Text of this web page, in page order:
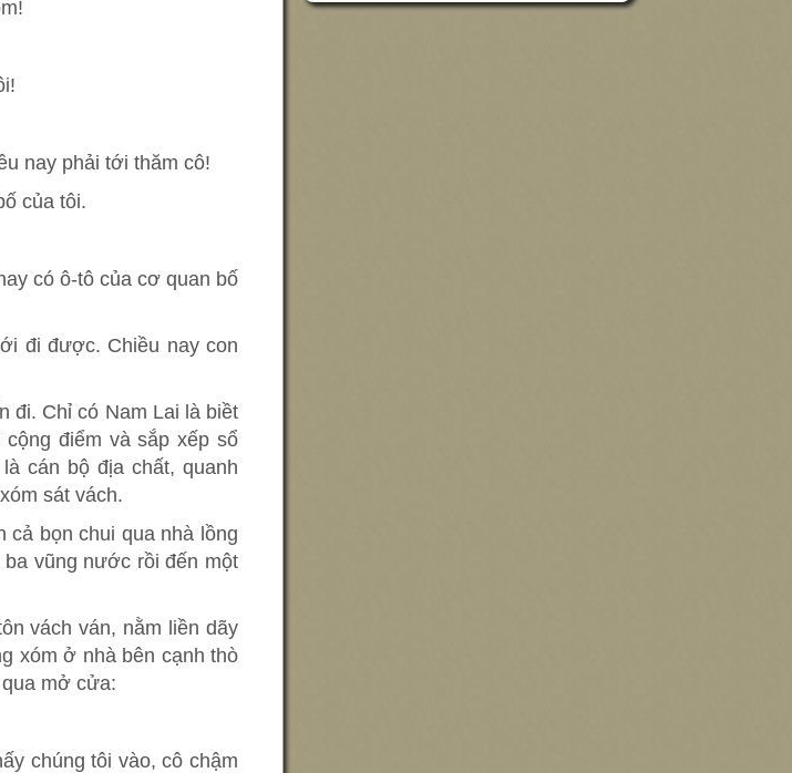
nay phải tới thăm cô!
của tôi.
có ô-tô của cơ quan bố
đi được. Chiều nay con
đi. Chỉ có Nam Lai là biềt
điểm và sắp xếp sổ
cán bộ địa chất, quanh
sát vách.
cả bọn chui qua nhà lồng
vũng nước rồi đến một
vách ván, nằm liền dãy
xóm ở nhà bên cạnh thò
mở cửa:
chúng tôi vào, cô chậm